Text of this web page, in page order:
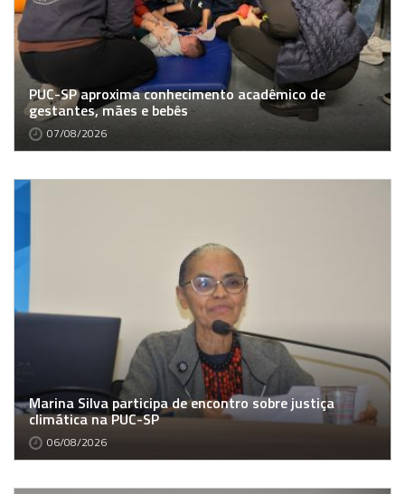
PUC-SP aproxima conhecimento acadêmico de
gestantes, mães e bebês
07/08/2026
Marina Silva participa de encontro sobre justiça
climática na PUC-SP
06/08/2026